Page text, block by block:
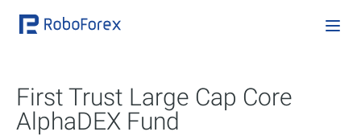
First Trust Large Cap Core
AlphaDEX Fund